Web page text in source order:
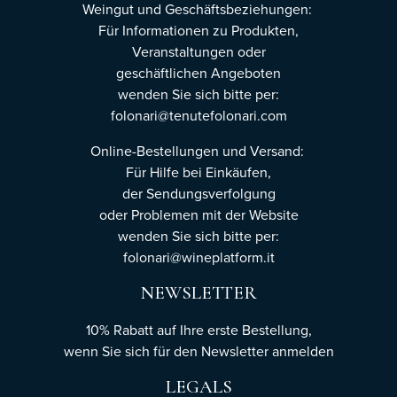
Weingut und Geschäftsbeziehungen:
Für Informationen zu Produkten,
Veranstaltungen oder
geschäftlichen Angeboten
wenden Sie sich bitte per:
folonari@tenutefolonari.com
Online-Bestellungen und Versand:
Für Hilfe bei Einkäufen,
der Sendungsverfolgung
oder Problemen mit der Website
wenden Sie sich bitte per:
folonari@wineplatform.it
NEWSLETTER
10% Rabatt auf Ihre erste Bestellung,
wenn Sie sich für den Newsletteranmelden
LEGALS